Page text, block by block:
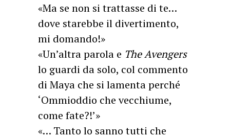
«Ma se non si trattasse di te…
dove starebbe il divertimento,
mi domando!»
«Un’altra parola e The Avengers
lo guardi da solo, col commento
di Maya che si lamenta perché
‘Ommioddio che vecchiume,
come fate?!’»
«… Tanto lo sanno tutti che